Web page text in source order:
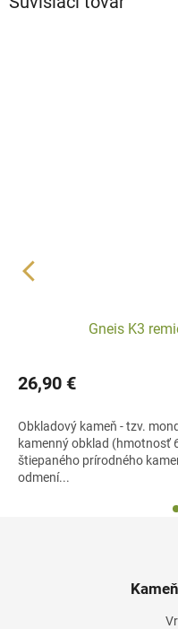
Gneis K3
26,90 €
Obkladový kameň - tzv.
kamenný obklad (hmotnosť
štiepaného prírodného
odmení...